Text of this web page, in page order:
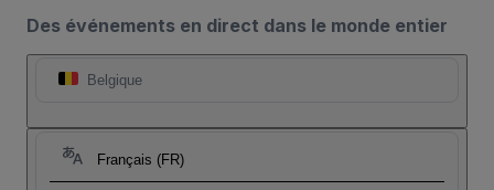
Des événements en direct dans le monde entier
Belgique
Français (FR)